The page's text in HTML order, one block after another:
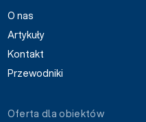
O nas
Artykuły
Kontakt
Przewodniki
Oferta dla obiektów